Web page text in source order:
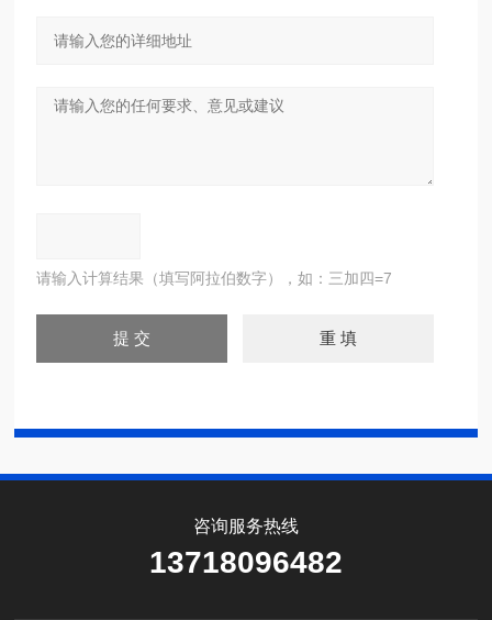
请输入计算结果（填写阿拉伯数字），如：三加四=7
咨询服务热线
13718096482